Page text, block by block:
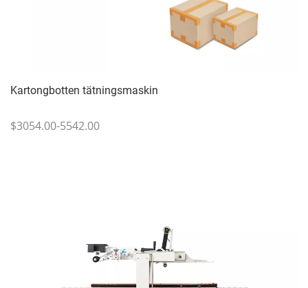
Kartongbotten tätningsmaskin
$3054.00-5542.00